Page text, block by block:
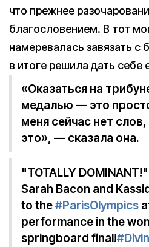
что прежнее
благословением. В тот
намеревалась завязать
в итоге решила дать
«Оказаться на
медалью — это
меня сейчас нет
это», — сказала она.
"TOTALLY
Sarah Bacon and
to the#ParisOlympics
performance in the
springboard final!